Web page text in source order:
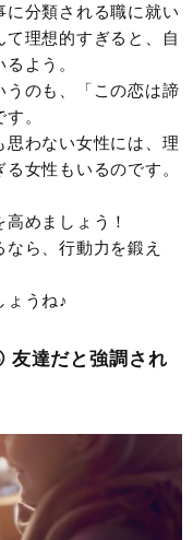
分類される職に就い
理想的すぎると、自
よう。
うのも、「この恋は諦
。
思わない女性には、理
女性もいるのです。
めましょう！
ら、行動力を鍛え
ょうね♪
友達だと強調され